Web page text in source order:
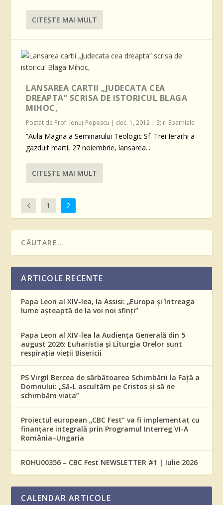
CITEŞTE MAI MULT
LANSAREA CARTII „JUDECATA CEA
DREAPTA” SCRISA DE ISTORICUL BLAGA
MIHOC,
Postat de Prof. Ionuţ Popescu | dec. 1, 2012 | Stiri Eparhiale
“Aula Magna a Seminarului Teologic Sf. Trei Ierarhi a
gazduit marti, 27 noiembrie, lansarea...
CITEŞTE MAI MULT
1 2
ARTICOLE RECENTE
Papa Leon al XIV-lea, la Assisi: „Europa și întreaga
lume așteaptă de la voi noi sfinți”
Papa Leon al XIV-lea la Audiența Generală din 5
august 2026: Euharistia și Liturgia Orelor sunt
respirația vieții Bisericii
PS Virgil Bercea de sărbătoarea Schimbării la Față a
Domnului: „Să-L ascultăm pe Cristos și să ne
schimbăm viața”
Proiectul european „CBC Fest” va fi implementat cu
finanțare integrală prin Programul Interreg VI-A
România–Ungaria
ROHU00356 – CBC Fest NEWSLETTER #1 | Iulie 2026
CALENDAR ARTICOLE